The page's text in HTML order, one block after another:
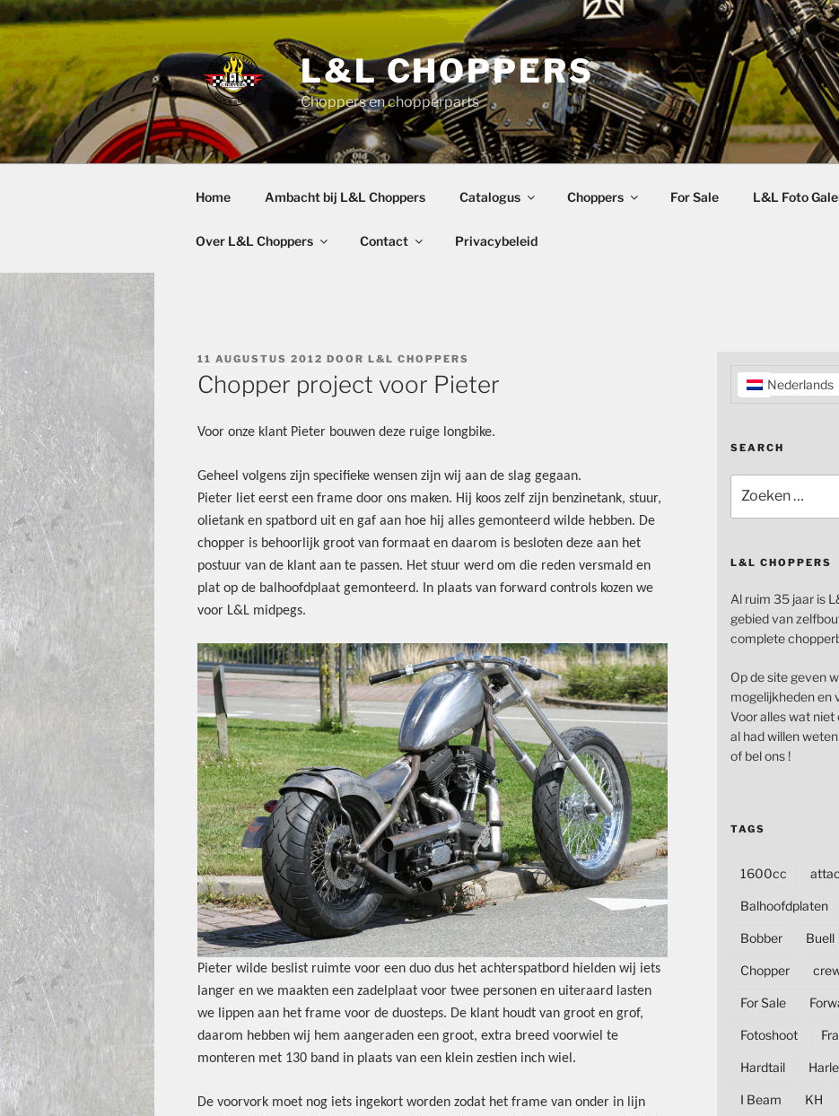
Ga
naar
inhoud
L&L CHOPPERS
Choppers en chopperparts
Home Ambacht bij L&L Choppers Catalogus Choppers For Sale L&L Foto
Over L&L Choppers Contact Privacybeleid
GEPLAATST
OP
11 AUGUSTUS 2012 DOOR L&L CHOPPERS
Chopper project voor Pieter
Voor onze klant Pieter bouwen deze ruige longbike.
Geheel volgens zijn specifieke wensen zijn wij aan de slag gegaan.
Pieter liet eerst een frame door ons maken. Hij koos zelf zijn benzinetank, stuur,
olietank en spatbord uit en gaf aan hoe hij alles gemonteerd wilde hebben. De
chopper is behoorlijk groot van formaat en daarom is besloten deze aan het
postuur van de klant aan te passen. Het stuur werd om die reden versmald en
plat op de balhoofdplaat gemonteerd. In plaats van forward controls kozen we
voor L&L midpegs.
Pieter wilde beslist ruimte voor een duo dus het achterspatbord hielden wij iets
langer en we maakten een zadelplaat voor twee personen en uiteraard lasten
we lippen aan het frame voor de duosteps. De klant houdt van groot en grof,
daarom hebben wij hem aangeraden een groot, extra breed voorwiel te
monteren met 130 band in plaats van een klein zestien inch wiel.
De voorvork moet nog iets ingekort worden zodat het frame van onder in lijn
Nederlands
SEARCH
naar:
L&L CHOPPERS
Al ruim 35 jaar is
gebied van
complete
Op de site geven
mogelijkheden en
Voor alles wat niet
al had willen
of bel ons !
TAGS
1600cc
Balhoofdplaten
Bobber Buell
Chopper
For Sale
Fotoshoot
Hardtail
I Beam KH